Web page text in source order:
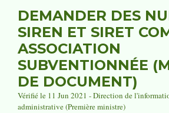
DEMANDER DES
SIREN ET SIRET
ASSOCIATION
SUBVENTIONNÉE
DE DOCUMENT)
Vérifié le 11 Jun 2021 - Direction de
administrative (Première ministre)